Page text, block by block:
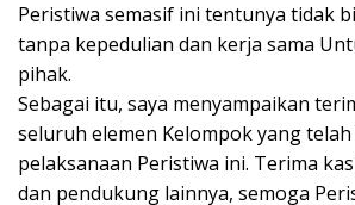
Peristiwa semasif ini tentunya tidak
tanpa kepedulian dan kerja sama
pihak.
Sebagai itu, saya menyampaikan
seluruh elemen Kelompok yang
pelaksanaan Peristiwa ini. Terima
dan pendukung lainnya, semoga